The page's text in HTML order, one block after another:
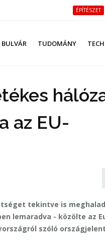
ÉPÍTÉSZET
BULVÁR TUDOMÁNY TECH
az EU-
tekintve is
lemaradva - közölte az
szóló